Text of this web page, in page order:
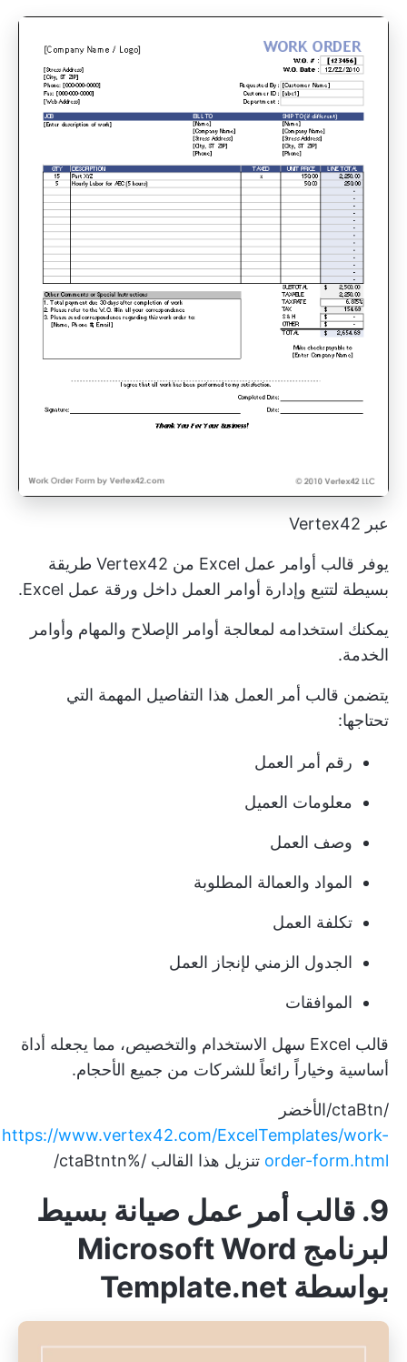
عبر Vertex42
يوفر قالب أوامر عمل Excel من Vertex42 طريقة
بسيطة لتتبع وإدارة أوامر العمل داخل ورقة عمل Excel.
يمكنك استخدامه لمعالجة أوامر الإصلاح والمهام وأوامر
الخدمة.
يتضمن قالب أمر العمل هذا التفاصيل المهمة التي
تحتاجها:
رقم أمر العمل
معلومات العميل
وصف العمل
المواد والعمالة المطلوبة
تكلفة العمل
الجدول الزمني لإنجاز العمل
الموافقات
قالب Excel سهل الاستخدام والتخصيص، مما يجعله أداة
أساسية وخياراً رائعاً للشركات من جميع الأحجام.
/ctaBtn/الأخضر
https://www.vertex42.com/ExcelTemplates/work-
order-form.html تنزيل هذا القالب /%ctaBtntn/
9. قالب أمر عمل صيانة بسيط
لبرنامج Microsoft Word
بواسطة Template.net